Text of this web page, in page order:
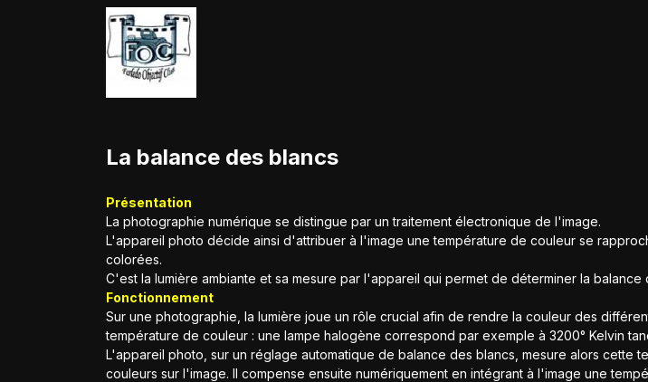
SE RENDRE AU CONTENU
La balance des blancs
Présentation
La photographie numérique se distingue par un traitement électronique de l'image.
L'appareil photo décide ainsi d'attribuer à l'image une température de couleur se
colorées.
C'est la lumière ambiante et sa mesure par l'appareil qui permet de déterminer la balance
Fonctionnement
Sur une photographie, la lumière joue un rôle crucial afin de rendre la couleur des
température de couleur : une lampe halogène correspond par exemple à 3200° Kelvin
L'appareil photo, sur un réglage automatique de balance des blancs, mesure alors cette
couleurs sur l'image. Il compense ensuite numériquement en intégrant à l'image une